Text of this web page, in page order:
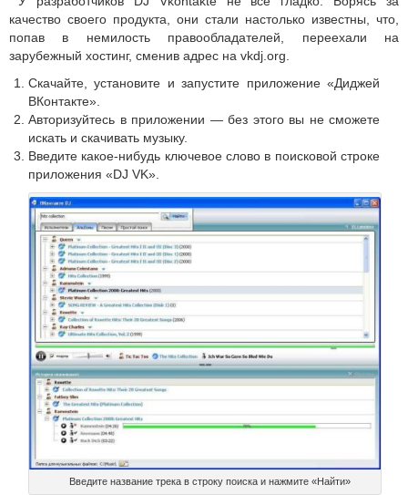
качество своего продукта, они стали настолько известны, что,
попав в немилость правообладателей, переехали на
зарубежный хостинг, сменив адрес на vkdj.org.
Скачайте, установите и запустите приложение «Диджей
ВКонтакте».
Авторизуйтесь в приложении — без этого вы не сможете
искать и скачивать музыку.
Введите какое-нибудь ключевое слово в поисковой строке
приложения «DJ VK».
Введите название трека в строку поиска и нажмите «Найти»